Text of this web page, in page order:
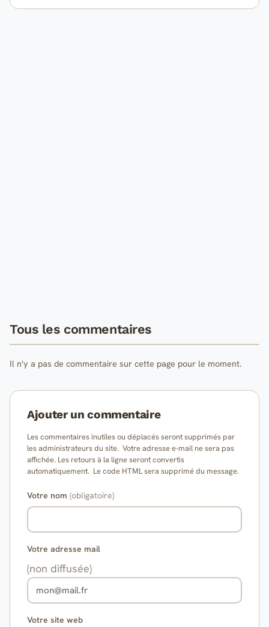
Tous les commentaires
Il n'y a pas de commentaire sur cette page pour le moment.
Ajouter un commentaire
Les commentaires inutiles ou déplacés seront supprimés par
les administrateurs du site. Votre adresse e-mail ne sera pas
affichée. Les retours à la ligne seront convertis
automatiquement. Le code HTML sera supprimé du message.
Votre nom (obligatoire)
Votre adresse mail
(non diffusée)
Votre site web